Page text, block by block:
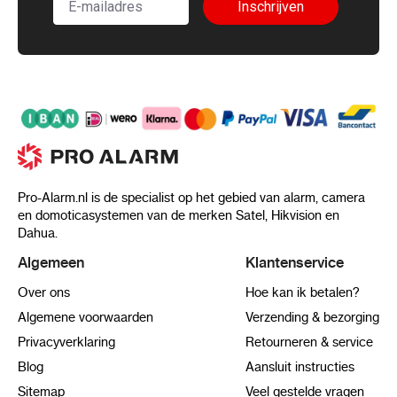
tegelijkertijd detecteren van maximaal 5
detecteren, volgen, vastleggen, beoordelen,
het gezicht
Algemeen
MateriaalADC12, kunststof, PC+10%GF
Algemene functiespiegel, watermerk,
Bedrijfsomstandigheden
-30 °C tot 65 °C
(-22 °F tot 149 °F). Vochtigheid 90% of
minder (niet-condenserend)
Ontwasemen
Afmeting
Ø222,3 mm × 387,2 mm (Ø8,75" ×
Inschrijven
Pro-Alarm.nl is de specialist op het gebied van alarm, camera
en domoticasystemen van de merken Satel, Hikvision en
Dahua.
Algemeen
Over ons
Algemene voorwaarden
Privacyverklaring
Blog
Sitemap
Klantenservice
Hoe kan ik betalen?
Verzending & bezorging
Retourneren & service
Aansluit instructies
Veel gestelde vragen